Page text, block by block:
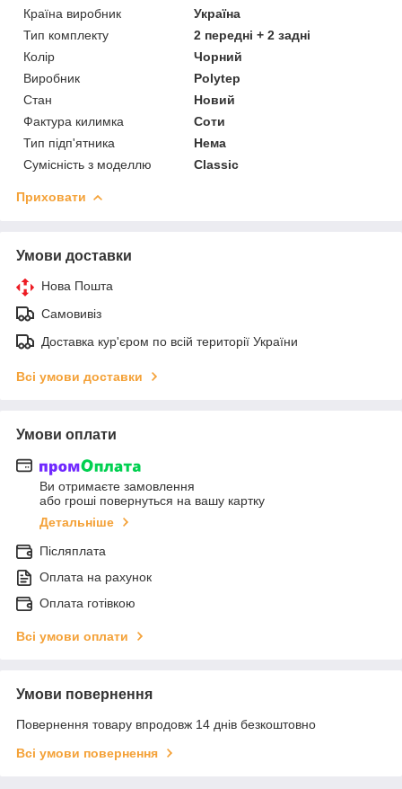
Країна виробник
Україна
Тип комплекту
2 передні + 2 задні
Колір
Чорний
Виробник
Polytep
Стан
Новий
Фактура килимка
Соти
Тип підп'ятника
Нема
Сумісність з моделлю
Classic
Приховати
Умови доставки
Нова Пошта
Самовивіз
Доставка кур'єром по всій території України
Всі умови доставки
Умови оплати
Ви отримаєте замовлення
або гроші повернуться на вашу картку
Детальніше
Післяплата
Оплата на рахунок
Оплата готівкою
Всі умови оплати
Умови повернення
Повернення товару впродовж 14 днів безкоштовно
Всі умови повернення